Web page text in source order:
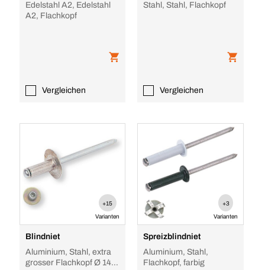
Edelstahl A2, Edelstahl
A2, Flachkopf
Vergleichen
Stahl, Stahl, Flachkopf
Vergleichen
+15
Varianten
Blindniet
Aluminium, Stahl, extra
grosser Flachkopf Ø 14 /
+3
Varianten
Spreizblindniet
Aluminium, Stahl,
Flachkopf, farbig